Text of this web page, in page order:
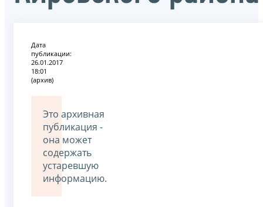
Дата
публикации:
26.01.2017
18:01
(архив)
Это архивная
публикация -
она может
содержать
устаревшую
информацию.